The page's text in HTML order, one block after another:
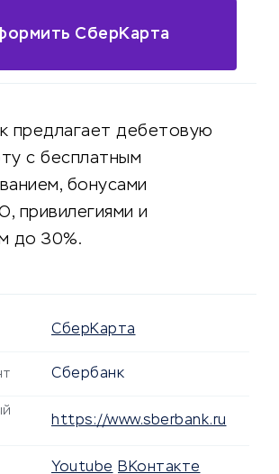
СберКарта
предлагает дебетовую
с бесплатным
бонусами
привилегиями и
до 30%.
СберКарта
Сбербанк
https://www.sberbank.ru
Youtube ВКонтакте